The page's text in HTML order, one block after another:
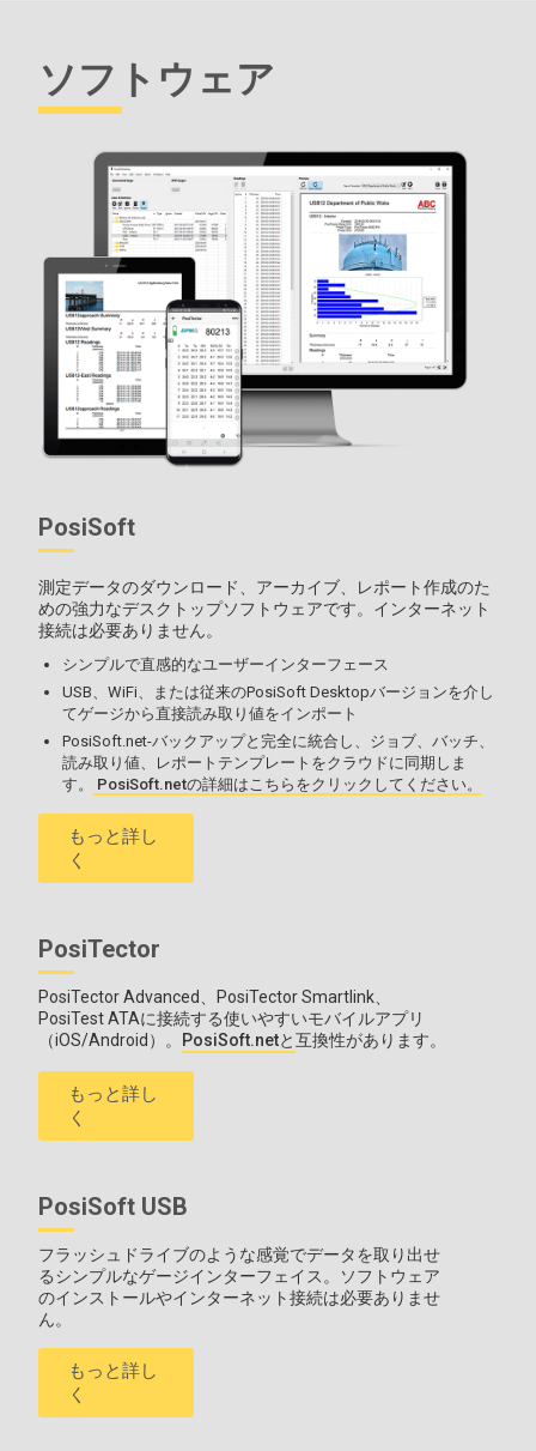
ソフトウェア
PosiSoft
測定データのダウンロード、アーカイブ、レポート作成のた
めの強力なデスクトップソフトウェアです。インターネット
接続は必要ありません。
シンプルで直感的なユーザーインターフェース
USB、WiFi、または従来のPosiSoft Desktopバージョンを介し
てゲージから直接読み取り値をインポート
PosiSoft.net-バックアップと完全に統合し、ジョブ、バッチ、
読み取り値、レポートテンプレートをクラウドに同期しま
す。
PosiSoft.netの詳細はこちらをクリックしてください。
もっと詳し
く
PosiTector
PosiTector Advanced、PosiTector Smartlink、
PosiTest ATAに接続する使いやすいモバイルアプリ
（iOS/Android）。
PosiSoft.netと互換性があります。
もっと詳し
く
PosiSoft USB
フラッシュドライブのような感覚でデータを取り出せ
るシンプルなゲージインターフェイス。ソフトウェア
のインストールやインターネット接続は必要ありませ
ん。
もっと詳し
く